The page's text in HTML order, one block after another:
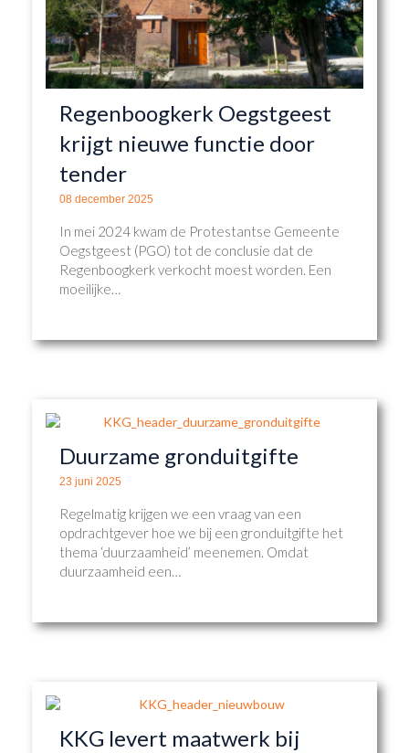
Regenboogkerk Oegstgeest
krijgt nieuwe functie door
tender
08 december 2025
In mei 2024 kwam de Protestantse Gemeente
Oegstgeest (PGO) tot de conclusie dat de
Regenboogkerk verkocht moest worden. Een
moeilijke…
Duurzame gronduitgifte
23 juni 2025
Regelmatig krijgen we een vraag van een
opdrachtgever hoe we bij een gronduitgifte het
thema ‘duurzaamheid’ meenemen. Omdat
duurzaamheid een…
KKG levert maatwerk bij